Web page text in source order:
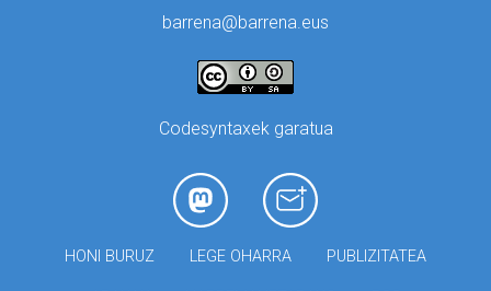
barrena@barrena.eus
Codesyntaxek garatua
HONI BURUZ LEGE OHARRA PUBLIZITATEA